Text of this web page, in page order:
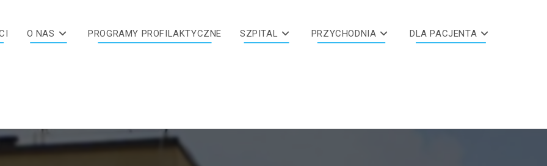
O NAS PROGRAMY PROFILAKTYCZNE SZPITAL PRZYCHODNIA DLA PACJENTA